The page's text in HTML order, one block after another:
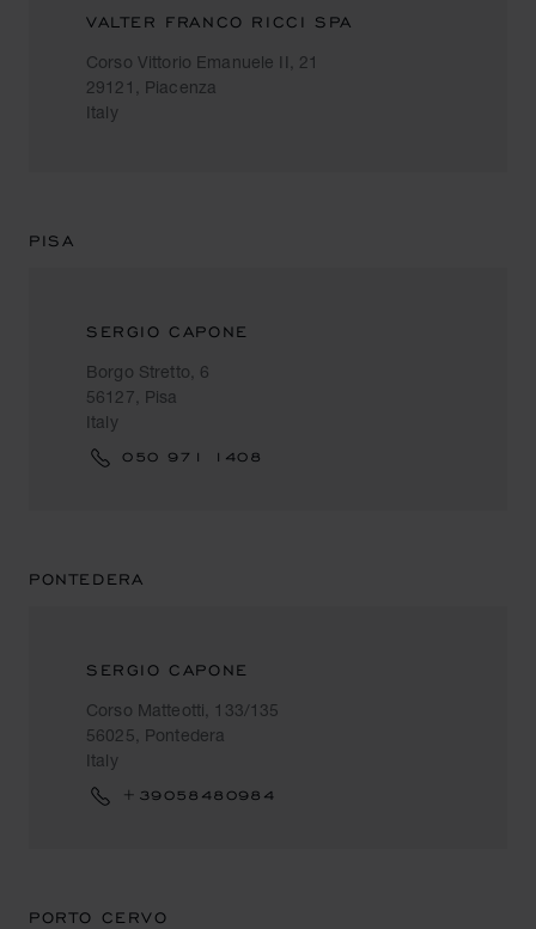
VALTER FRANCO RICCI SPA
Corso Vittorio Emanuele II, 21
29121, Piacenza
Italy
PISA
SERGIO CAPONE
Borgo Stretto, 6
56127, Pisa
Italy
050 971 1408
PONTEDERA
SERGIO CAPONE
Corso Matteotti, 133/135
56025, Pontedera
Italy
+39058480984
PORTO CERVO